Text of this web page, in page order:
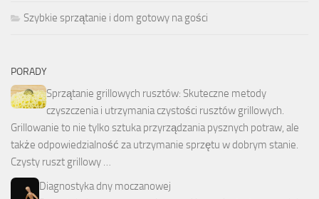
Szybkie sprzątanie i dom gotowy na gości
PORADY
Sprzątanie grillowych rusztów: Skuteczne metody
czyszczenia i utrzymania czystości rusztów grillowych.
Grillowanie to nie tylko sztuka przyrządzania pysznych potraw, ale
także odpowiedzialność za utrzymanie sprzętu w dobrym stanie.
Czysty ruszt grillowy …
Diagnostyka dny moczanowej